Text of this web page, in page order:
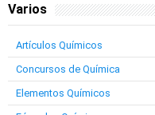
Varios
Artículos Químicos
Concursos de Química
Elementos Químicos